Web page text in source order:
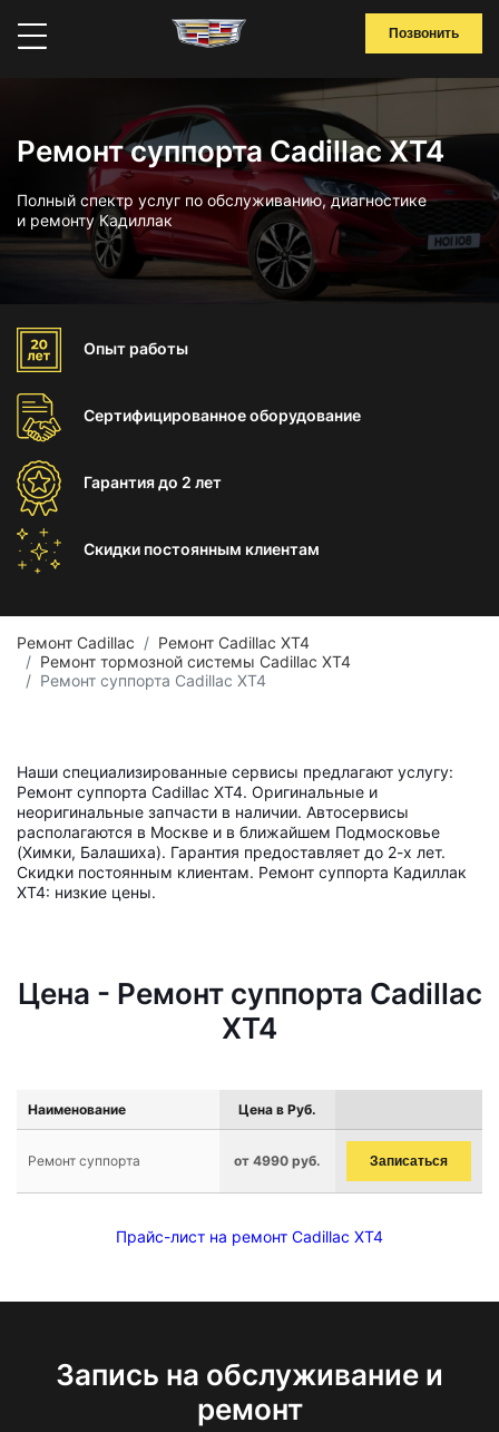
Позвонить
Ремонт суппорта Cadillac XT4
Полный спектр услуг по обслуживанию, диагностике
и ремонту Кадиллак
Опыт работы
Сертифицированноеоборудование
Гарантиядо 2 лет
Скидки постоянным клиентам
Ремонт Cadillac
Ремонт Cadillac XT4
Ремонт тормозной системы Cadillac XT4
Ремонт суппорта Cadillac XT4
Наши специализированные сервисы предлагают услугу:
Ремонт суппорта Cadillac XT4. Оригинальные и
неоригинальные запчасти в наличии. Автосервисы
располагаются в Москве и в ближайшем Подмосковье
(Химки, Балашиха). Гарантия предоставляет до 2-х лет.
Скидки постоянным клиентам. Ремонт суппорта Кадиллак
ХТ4: низкие цены.
Цена - Ремонт суппорта Cadillac
XT4
Наименование Цена в Руб.
Ремонт суппорта от 4990 руб. Записаться
Прайс-лист на ремонт Cadillac XT4
Запись на обслуживание и
ремонт